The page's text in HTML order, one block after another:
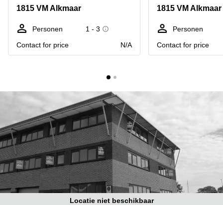
Hengelo
Hilversum
Hoofddorp
Tiel
Zwolle
Amsterdam
Westpoort
Reeuwijk
Business
Arnhem
Westpoort
Business
center
Hilversum
Business
center
Den
Haag
Coworking
space
1815 VM Alkmaar
Personen
1 - 3
Contact for price
N/A
1815 VM Alkmaar
Personen
Contact for price
Locatie niet beschikbaar